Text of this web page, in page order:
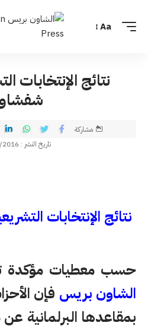
Aa
نتائج الإنتخابات
تاريخ النشر : 08/10/2016
مشاركة
نتائج الإنتخابات
حسب معطيات مؤكدة
الشاون بريس فإن
بمقاعدها البرلمانية